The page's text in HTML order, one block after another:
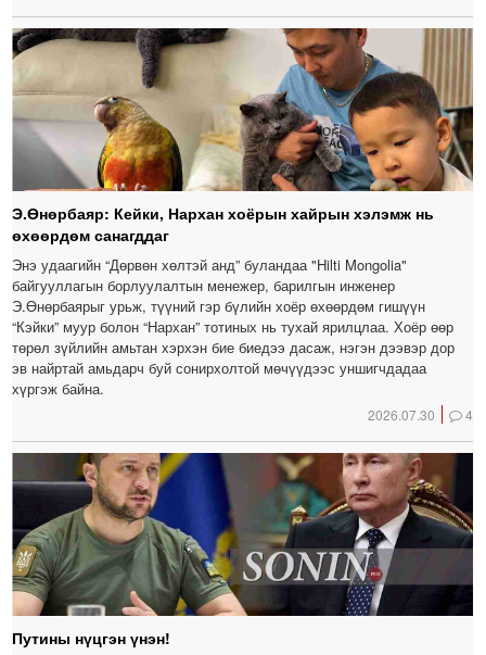
Э.Өнөрбаяр: Кейки, Нархан хоёрын хайрын хэлэмж нь
өхөөрдөм санагддаг
Энэ удаагийн “Дөрвөн хөлтэй анд” буландаа "Hilti Mongolia"
байгууллагын борлуулалтын менежер, барилгын инженер
Э.Өнөрбаярыг урьж, түүний гэр бүлийн хоёр өхөөрдөм гишүүн
“Кэйки” муур болон “Нархан” тотиных нь тухай ярилцлаа. Хоёр өөр
төрөл зүйлийн амьтан хэрхэн бие биедээ дасаж, нэгэн дээвэр дор
эв найртай амьдарч буй сонирхолтой мөчүүдээс уншигчдадаа
хүргэж байна.
2026.07.30 4
Путины нүцгэн үнэн!